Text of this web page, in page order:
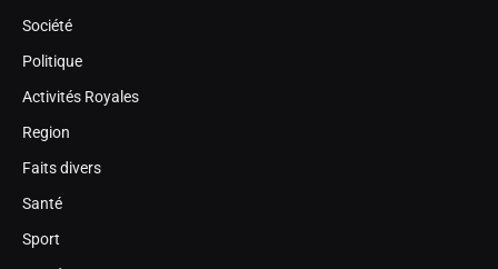
Société
Politique
Activités Royales
Region
Faits divers
Santé
Sport